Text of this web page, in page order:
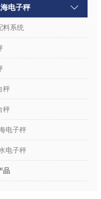
电子秤
料系统
秤
秤
电子秤
电子秤
品